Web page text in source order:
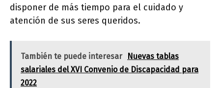
disponer de más tiempo para el cuidado y
atención de sus seres queridos.
También te puede interesar
Nuevas tablas
salariales del XVI Convenio de Discapacidad para
2022